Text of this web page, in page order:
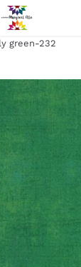
gesloten.
green-232